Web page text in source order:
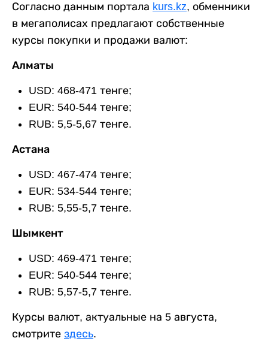
Согласно данным портала kurs.kz, обменники
в мегаполисах предлагают собственные
курсы покупки и продажи валют:
Алматы
USD: 468-471 тенге;
EUR: 540-544 тенге;
RUB: 5,5-5,67 тенге.
Астана
USD: 467-474 тенге;
EUR: 534-544 тенге;
RUB: 5,55-5,7 тенге.
Шымкент
USD: 469-471 тенге;
EUR: 540-544 тенге;
RUB: 5,57-5,7 тенге.
Курсы валют, актуальные на 5 августа,
смотрите здесь.